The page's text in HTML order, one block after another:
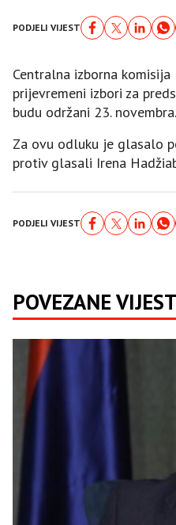
PODJELI VIJEST
Centralna izborna
prijevremeni izbori za
budu održani 23. novembra.
Za ovu odluku je glasalo
protiv glasali Irena
PODJELI VIJEST
POVEZANE